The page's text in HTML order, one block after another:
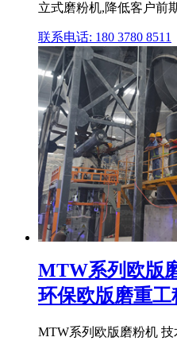
立式磨粉机,降低客户前
联系电话: 180 3780 8511
MTW系列欧版
环保欧版磨重工
MTW系列欧版磨粉机